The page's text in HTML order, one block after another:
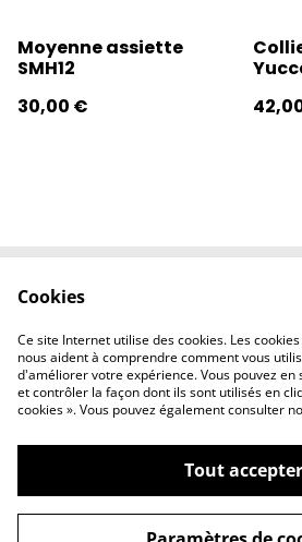
Moyenne assiette
SMH12
30,00 €
Contactez-nous
Politique de
confidentialité
©2026l'éclipse
Cookies
Ce site Internet utilise des cookies. Les
nous aident à comprendre comment vous
d'améliorer votre expérience. Vous pouvez en
et contrôler la façon dont ils sont utilisés en
cookies ». Vous pouvez également consulter
Tout accepter